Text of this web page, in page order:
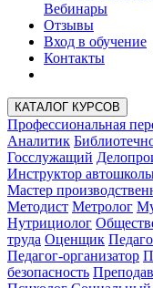
Вебинары
Отзывы
Вход в обучение
Контакты
КАТАЛОГ КУРСОВ
Профессиональная
Аналитик
Госслужащий
Инструктор
Мастер
Методист Метролог
Нутрициолог
труда Оценщик
Педагог-организатор
безопасность